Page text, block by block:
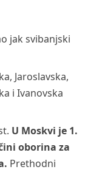
jak svibanjski
Jaroslavska,
i Ivanovska
U Moskvi je 1.
oborina za
Prethodni